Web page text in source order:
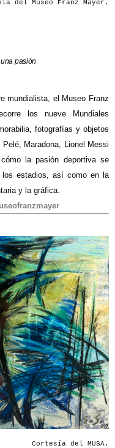
del Museo Franz Mayer.
pasión
mundialista, el Museo Franz
los nueve Mundiales
fotografías y objetos
Maradona, Lionel Messi
la pasión deportiva se
estadios, así como en la
y la gráfica.
Cortesía del MUSA.